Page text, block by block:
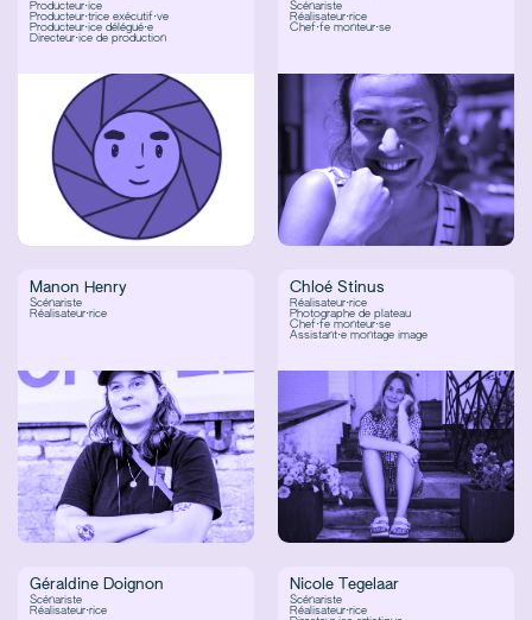
Producteur·ice
Producteur·trice exécutif·ve
Producteur·ice délégué·e
Directeur·ice de production
Scénariste
Réalisateur·rice
Chef·fe monteur·se
Manon Henry
Scénariste
Réalisateur·rice
Chloé Stinus
Réalisateur·rice
Photographe de plateau
Chef·fe monteur·se
Assistant·e montage image
Géraldine Doignon
Scénariste
Réalisateur·rice
Nicole Tegelaar
Scénariste
Réalisateur·rice